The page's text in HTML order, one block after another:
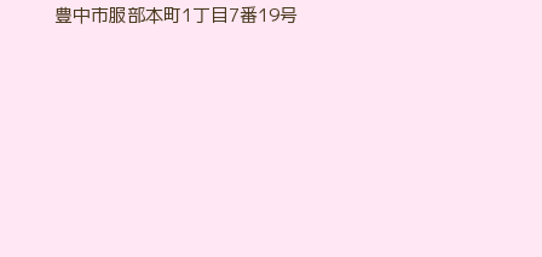
豊中市服部本町1丁目7番19号